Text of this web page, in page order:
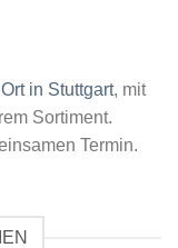
in Stuttgart, mit
Sortiment.
Termin.